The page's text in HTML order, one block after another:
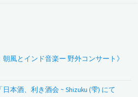
朝風とインド音楽ー 野外コンサート》
日本酒、利き酒会 ~ Shizuku (雫) にて